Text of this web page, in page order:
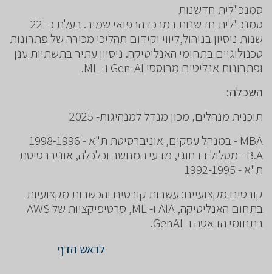
סמנכ"לית חדשנות
סמנכ"לית חדשנות במרכז הרפואי שמיר. בעלת כ- 22
שנות ניסיון בניהול,ליווי וקידום תהליכי מכירה של פתרונות
טכנולוגיים בתחומי האנליטיקה. ניסיון עתיר בתשתיות ענן
ופתרונות אנליטים מבוססי Gen-AI ו- ML.
השכלה:
תוכנית מנהלים, מכון מנדל למנהיגות- 2025
MBA - במנהל עסקים, אוניברסיטת ת"א - 1998-1996
B.A - מסלול דו חוגי, מדעי המחשב וכלכלה, אוניברסיטת
ת"א - 1992-1995
קורסים מקצועיים: עשרות קורסים והכשרות מקצועיות
בתחום האנליטיקה, AIA ו- ML, סרטיפיקציות של AWS
בתחומי הדאטה ו- GenAI.
לראש הדף